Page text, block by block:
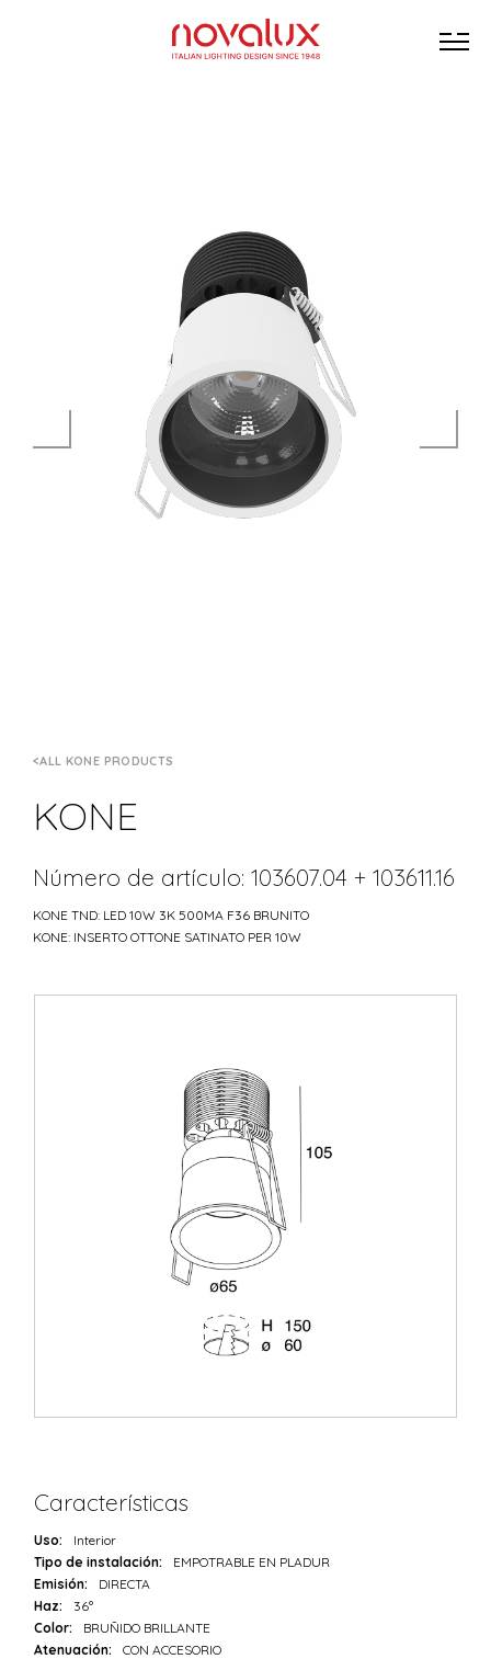
ALL KONE PRODUCTS
KONE
Número de artículo: 103607.04 + 103611.16
KONE TND: LED 10W 3K 500MA F36 BRUNITO
KONE: INSERTO OTTONE SATINATO PER 10W
Características
Uso:
Interior
Tipo de instalación:
EMPOTRABLE EN PLADUR
Emisión:
DIRECTA
Haz:
36°
Color:
BRUÑIDO BRILLANTE
Atenuación:
CON ACCESORIO